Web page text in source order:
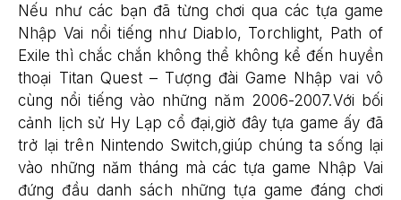
Nếu như các bạn đã từng chơi qua các tựa game
Nhập Vai nổi tiếng như Diablo, Torchlight, Path of
Exile thì chắc chắn không thể không kể đến huyền
thoại Titan Quest – Tượng đài Game Nhập vai vô
cùng nổi tiếng vào những năm 2006-2007.Với bối
cảnh lịch sử Hy Lạp cổ đại,giờ đây tựa game ấy đã
trở lại trên Nintendo Switch,giúp chúng ta sống lại
vào những năm tháng mà các tựa game Nhập Vai
đứng đầu danh sách những tựa game đáng chơi